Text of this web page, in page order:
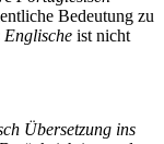
Bedeutung zu
Englische ist nicht
Übersetzung ins